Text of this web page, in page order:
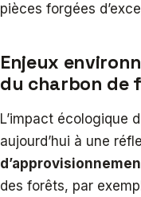
pièces forgées
Enjeux
du charbon de
L’impact écologique
aujourd’hui à une
des forêts, par